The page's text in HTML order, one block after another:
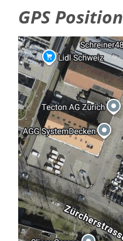
GPS Position